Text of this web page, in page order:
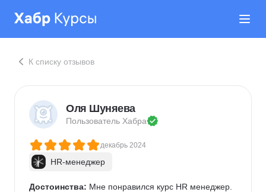
К списку отзывов
Оля Шуняева
Пользователь Хабра
декабрь 2024
HR-менеджер
Достоинства: Мне понравился курс HR менеджер.